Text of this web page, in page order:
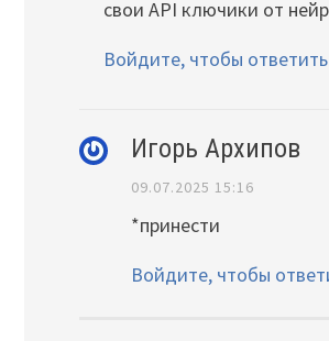
свои API ключики от
Войдите, чтобы ответить
Игорь Архипов
09.07.2025 15:16
*принести
Войдите, чтобы